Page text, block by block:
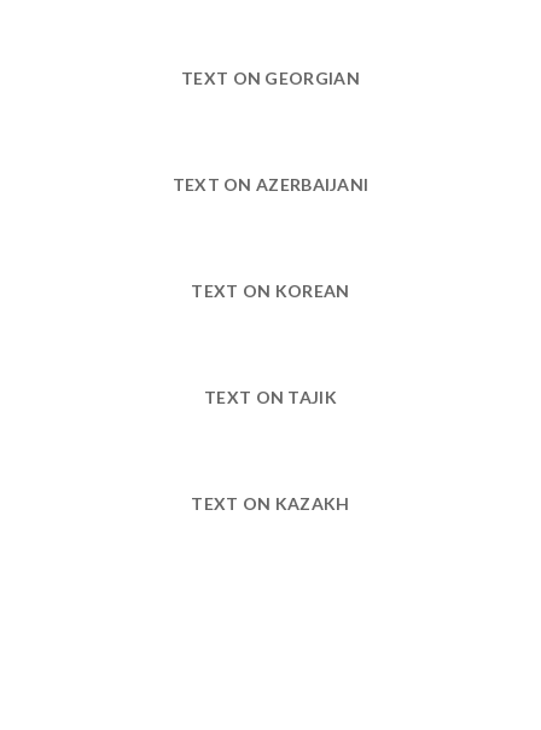
TEXT ON GEORGIAN
TEXT ON AZERBAIJANI
TEXT ON KOREAN
TEXT ON TAJIK
TEXT ON KAZAKH